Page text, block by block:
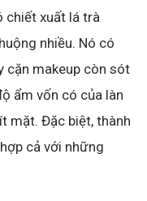
chiết xuất lá trà
nhiều. Nó có
cặn makeup còn sót
ẩm vốn có của làn
mặt. Đặc biệt, thành
cả với những